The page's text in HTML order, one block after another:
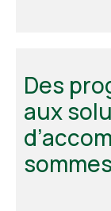
Des
aux